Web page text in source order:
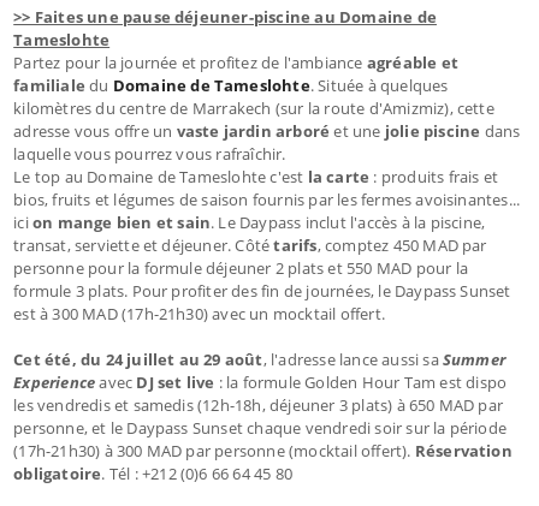
>> Faites une pause déjeuner-piscine au Domaine de
Tameslohte
Partez pour la journée et profitez de l'ambiance agréable et
familiale du Domaine de Tameslohte. Située à quelques
kilomètres du centre de Marrakech (sur la route d'Amizmiz), cette
adresse vous offre un vaste jardin arboré et une jolie piscine dans
laquelle vous pourrez vous rafraîchir.
Le top au Domaine de Tameslohte c'est la carte : produits frais et
bios, fruits et légumes de saison fournis par les fermes avoisinantes...
icion mange bien et sain. Le Daypass inclut l'accès à la piscine,
transat, serviette et déjeuner. Côtétarifs, comptez 450 MAD par
personne pour la formule déjeuner 2 plats et 550 MAD pour la
formule 3 plats. Pour profiter des fin de journées, le Daypass Sunset
est à 300 MAD (17h-21h30) avec un mocktail offert.
Cet été, du 24 juillet au 29 août, l'adresse lance aussi saSummer
Experienceavec DJ set live : la formule Golden Hour Tam est dispo
les vendredis et samedis (12h-18h, déjeuner 3 plats) à 650 MAD par
personne, et le Daypass Sunset chaque vendredi soir sur la période
(17h-21h30) à 300 MAD par personne (mocktail offert). Réservation
obligatoire. Tél : +212 (0)6 66 64 45 80